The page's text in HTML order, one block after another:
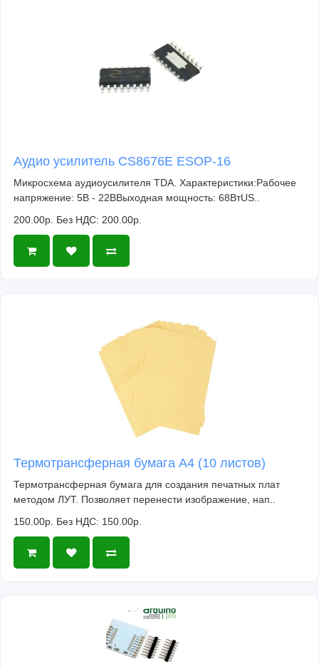
Аудио усилитель CS8676E ESOP-16
Микросхема аудиоусилителя TDA. Характеристики:Рабочее
напряжение: 5В - 22ВВыходная мощность: 68ВтUS..
200.00р. Без НДС: 200.00р.
Термотрансферная бумага А4 (10 листов)
Термотрансферная бумага для создания печатных плат
методом ЛУТ. Позволяет перенести изображение, нап..
150.00р. Без НДС: 150.00р.